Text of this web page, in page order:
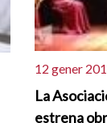
12 gener
La
estrena